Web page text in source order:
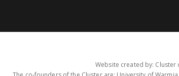
Website created by: